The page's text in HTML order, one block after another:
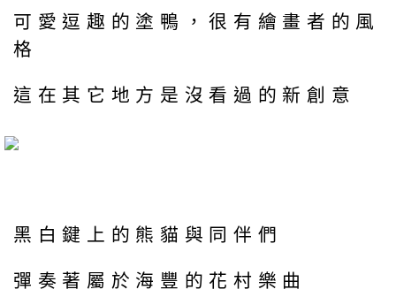
可愛逗趣的塗鴨，很有繪畫者的風
格
這在其它地方是沒看過的新創意
黑白鍵上的熊貓與同伴們
彈奏著屬於海豐的花村樂曲